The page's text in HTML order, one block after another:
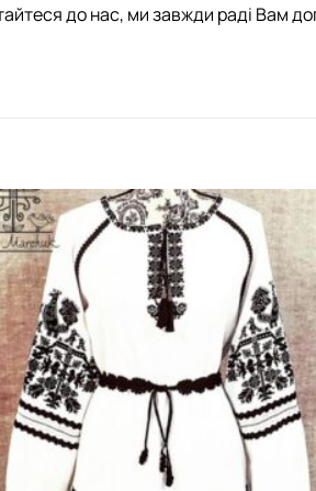
до нас, ми завжди раді Вам
Додати
виріб у
вибране